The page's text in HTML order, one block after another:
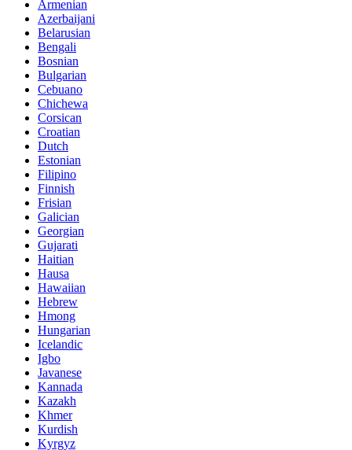
Armenian
Azerbaijani
Belarusian
Bengali
Bosnian
Bulgarian
Cebuano
Chichewa
Corsican
Croatian
Dutch
Estonian
Filipino
Finnish
Frisian
Galician
Georgian
Gujarati
Haitian
Hausa
Hawaiian
Hebrew
Hmong
Hungarian
Icelandic
Igbo
Javanese
Kannada
Kazakh
Khmer
Kurdish
Kyrgyz